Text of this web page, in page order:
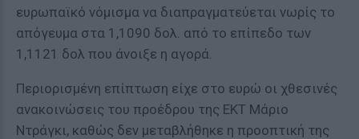
ευρωπαϊκό νόμισμα να διαπραγματεύεται νωρίς το
απόγευμα στα 1,1090 δολ. από το επίπεδο των
1,1121 δολ που άνοιξε η αγορά.
Περιορισμένη επίπτωση είχε στο ευρώ οι χθεσινές
ανακοινώσεις του προέδρου της ΕΚΤ Μάριο
Ντράγκι, καθώς δεν μεταβλήθηκε η προοπτική της